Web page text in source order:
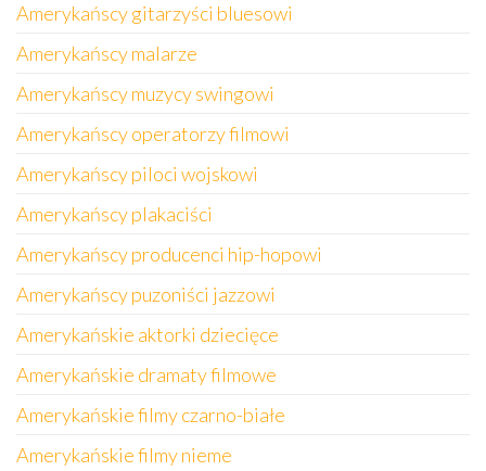
Amerykańscy gitarzyści bluesowi
Amerykańscy malarze
Amerykańscy muzycy swingowi
Amerykańscy operatorzy filmowi
Amerykańscy piloci wojskowi
Amerykańscy plakaciści
Amerykańscy producenci hip-hopowi
Amerykańscy puzoniści jazzowi
Amerykańskie aktorki dziecięce
Amerykańskie dramaty filmowe
Amerykańskie filmy czarno-białe
Amerykańskie filmy nieme